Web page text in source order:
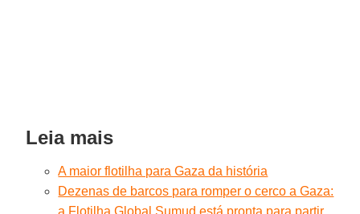
Leia mais
A maior flotilha para Gaza da história
Dezenas de barcos para romper o cerco a Gaza:
a Flotilha Global Sumud está pronta para partir